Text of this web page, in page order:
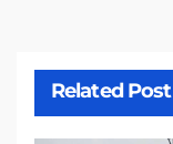
Related Post